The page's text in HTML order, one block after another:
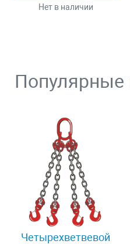
Нет в наличии
Популярные
Четырехветвевой